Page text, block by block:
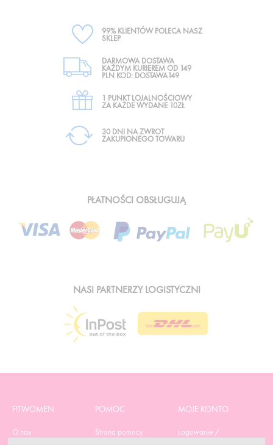
99% KLIENTÓW POLECA NASZ
SKLEP
DARMOWA DOSTAWA
KAŻDYM KURIEREM OD 149
PLN KOD: DOSTAWA149
1 PUNKT LOJALNOŚCIOWY
ZA KAŻDE WYDANE 10ZŁ
30 DNI NA ZWROT
ZAKUPIONEGO TOWARU
PŁATNOŚCI OBSŁUGUJĄ
NASI PARTNERZY LOGISTYCZNI
FITWOMEN
O nas
POMOC
Strona pomocy
MOJE KONTO
Logowanie /